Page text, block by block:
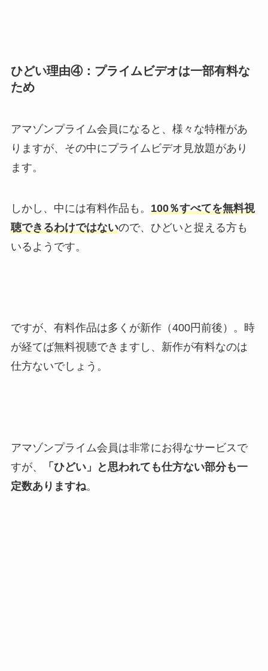
ひどい理由④：プライムビデオは一部有料な
ため
アマゾンプライム会員になると、様々な特権があ
りますが、その中にプライムビデオ見放題があり
ます。
しかし、中には有料作品も。 100％すべてを無料視
聴できるわけではないので、ひどいと捉える方も
いるようです。
ですが、有料作品は多くが新作（400円前後）。時
が経てば無料視聴できますし、新作が有料なのは
仕方ないでしょう。
アマゾンプライム会員は非常にお得なサービスで
すが、
「ひどい」と思われても仕方ない部分も一
定数ありますね。